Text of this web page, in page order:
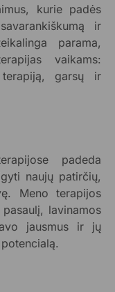
kurie padės
ir
parama,
vaikams:
terapiją, garsų ir
padeda
naujų patirčių,
Meno terapijos
lavinamos
jausmus ir jų